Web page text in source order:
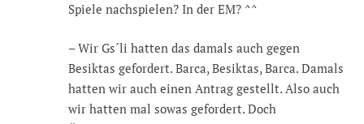
Spiele nachspielen? In der EM? ^^
– Wir Gs´li hatten das damals auch gegen
Besiktas gefordert. Barca, Besiktas, Barca. Damals
hatten wir auch einen Antrag gestellt. Also auch
wir hatten mal sowas gefordert. Doch